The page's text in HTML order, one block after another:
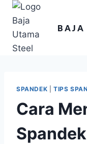
BAJA
SPANDEK TIPS
Cara